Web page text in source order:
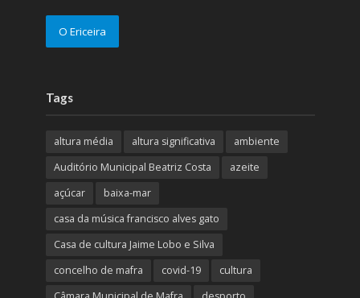
O Ericeira
Tags
altura média altura significativa
ambiente
Auditório Municipal Beatriz Costa
azeite
açúcar
baixa-mar
casa da música francisco alves gato
Casa de cultura Jaime Lobo e Silva
concelho de mafra
covid-19
cultura